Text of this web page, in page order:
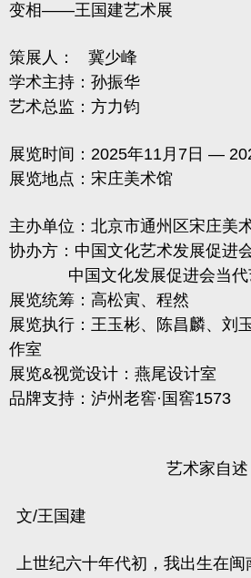
变相——王国建艺术展
策展人： 冀少峰
学术主持：孙振华
艺术总监：方力钧
展览时间：2025年11月7日 —
展览地点：宋庄美术馆
主办单位：北京市通州区宋庄美
协办方：中国文化艺术发展促进
中国文化发展促进会当代
展览统筹：高松寅、程然
展览执行：王玉彬、陈昌麟、刘
作室
展览&视觉设计：燕尾设计室
品牌支持：泸州老窖·国窖1573
艺术家自述
文/王国建
上世纪六十年代初，我出生在